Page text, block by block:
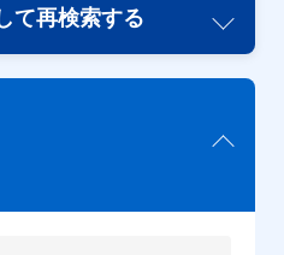
て再検索する